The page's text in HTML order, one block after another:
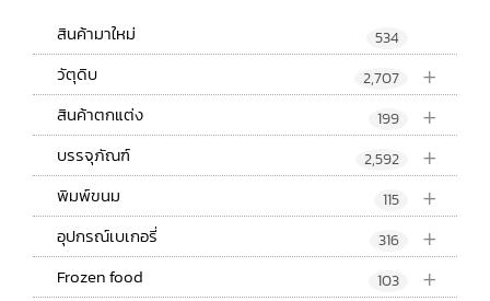
สินค้ามาใหม่ 534
+
วัตุดิบ 2,707
+
สินค้าตกแต่ง 199
+
บรรจุภัณฑ์ 2,592
+
พิมพ์ขนม 115
+
อุปกรณ์เบเกอรี่ 316
+
Frozen food 103